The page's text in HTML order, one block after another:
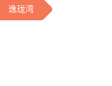
逸珑湾